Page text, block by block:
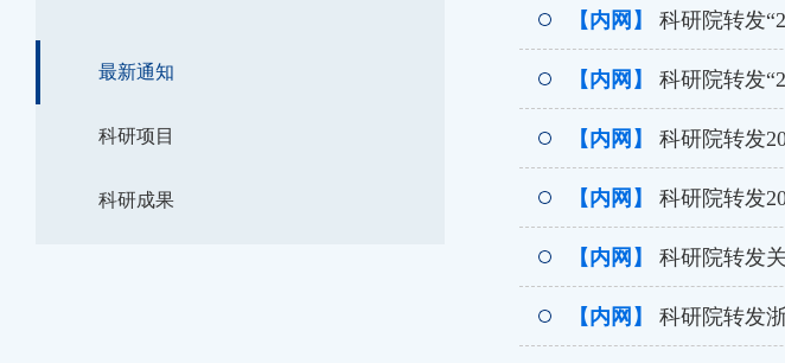
最新通知
科研项目
科研成果
【内网】 科研院转发
【内网】 科研院转发
【内网】 科研院转发
【内网】 科研院转发
【内网】 科研院转发
【内网】 科研院转发